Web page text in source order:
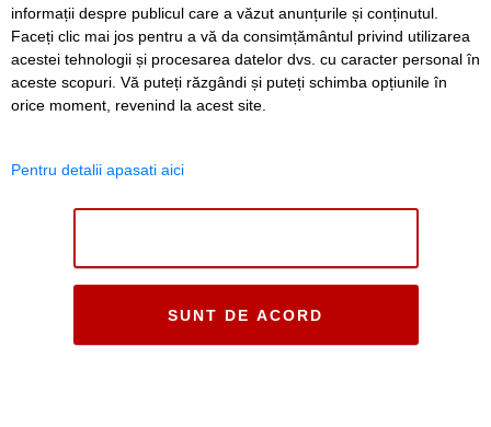
informații despre publicul care a văzut anunțurile și conținutul.
Faceți clic mai jos pentru a vă da consimțământul privind utilizarea
acestei tehnologii și procesarea datelor dvs. cu caracter personal în
aceste scopuri. Vă puteți răzgândi și puteți schimba opțiunile în
orice moment, revenind la acest site.
Pentru detalii apasati aici
SUNT DE ACORD